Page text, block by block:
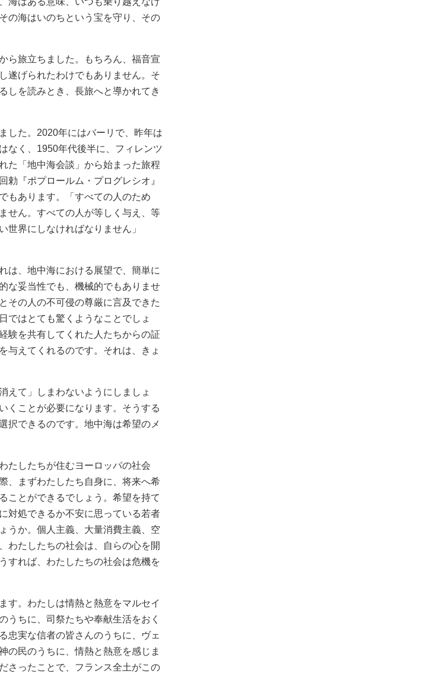
の海はいのちという宝を守り、その
ら旅立ちました。もちろん、福音宣
遂げられたわけでもありません。そ
しを読みとき、長旅へと導かれてき
した。2020年にはバーリで、昨年は
なく、1950年代後半に、フィレンツ
た「地中海会談」から始まった旅程
『ポプロールム・プログレシオ』
もあります。「すべての人のため
せん。すべての人が等しく与え、等
世界にしなければなりません」
は、地中海における展望で、簡単に
な妥当性でも、機械的でもありませ
その人の不可侵の尊厳に言及できた
ではとても驚くようなことでしょ
験を共有してくれた人たちからの証
与えてくれるのです。それは、きょ
えて」しまわないようにしましょ
くことが必要になります。そうする
択できるのです。地中海は希望のメ
たしたちが住むヨーロッパの社会
、まずわたしたち自身に、将来へ希
ことができるでしょう。希望を持て
対処できるか不安に思っている若者
うか。個人主義、大量消費主義、空
わたしたちの社会は、自らの心を開
すれば、わたしたちの社会は危機を
す。わたしは情熱と熱意をマルセイ
うちに、司祭たちや奉献生活をおく
忠実な信者の皆さんのうちに、ヴェ
の民のうちに、情熱と熱意を感じま
さったことで、フランス全土がこの